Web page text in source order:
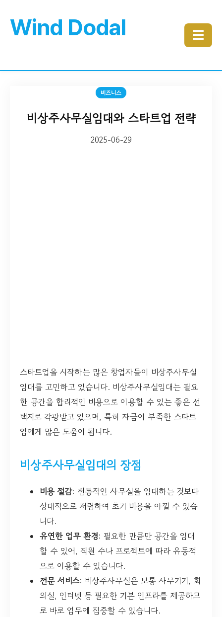
Wind Dodal ☰
비즈니스
비상주사무실임대와 스타트업 전략
2025-06-29
스타트업을 시작하는 많은 창업자들이 비상주사무실
임대를 고민하고 있습니다. 비상주사무실임대는 필요
한 공간을 합리적인 비용으로 이용할 수 있는 좋은 선
택지로 각광받고 있으며, 특히 자금이 부족한 스타트
업에게 많은 도움이 됩니다.
비상주사무실임대의 장점
비용 절감: 전통적인 사무실을 임대하는 것보다
상대적으로 저렴하여 초기 비용을 아낄 수 있습
니다.
유연한 업무 환경: 필요한 만큼만 공간을 임대
할 수 있어, 직원 수나 프로젝트에 따라 유동적
으로 이용할 수 있습니다.
전문 서비스: 비상주사무실은 보통 사무기기, 회
의실, 인터넷 등 필요한 기본 인프라를 제공하므
로 바로 업무에 집중할 수 있습니다.